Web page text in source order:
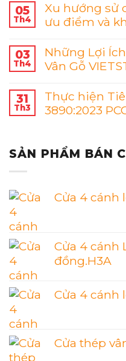
05
Th4
Xu hướng sử
ưu điểm và
03
Th4
Những Lợi
Vân Gỗ
31
Th3
Thực hiện
3890:2023
SẢN PHẨM BÁN
Cửa 4 cánh
Cửa 4 cánh
đồng.H3A
Cửa 4 cánh
Cửa thép